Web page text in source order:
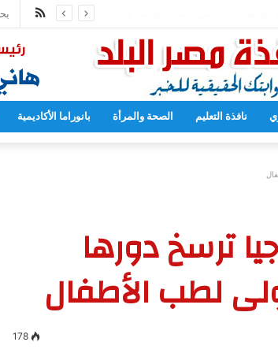
ملخص
الموقع
RSS
نافذة التعليم الصحة والمرأة بانوراما الأكاديمية
ترسخ دورها
لطب الأطفال
178